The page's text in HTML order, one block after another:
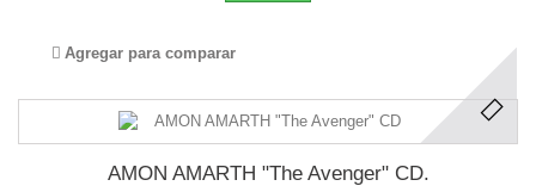
Agregar para comparar
AMON AMARTH "The Avenger" CD.